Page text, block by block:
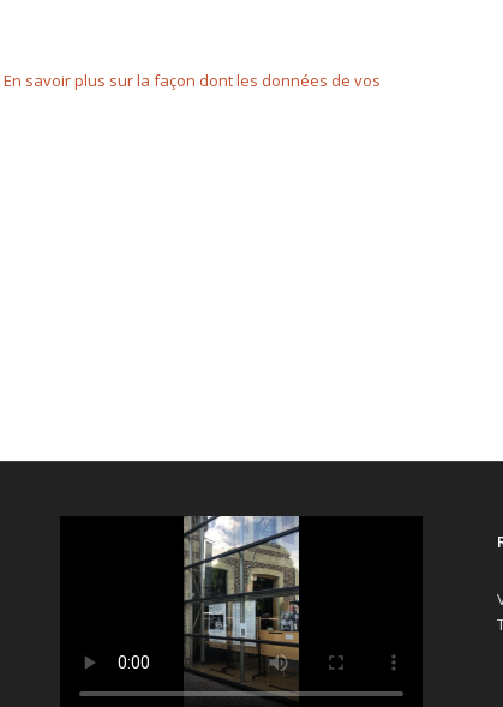
En savoir plus sur la façon dont les données de vos